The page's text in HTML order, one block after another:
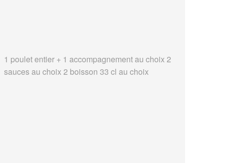
1 poulet entier + 1 accompagnement au choix 2
sauces au choix 2 boisson 33 cl au choix